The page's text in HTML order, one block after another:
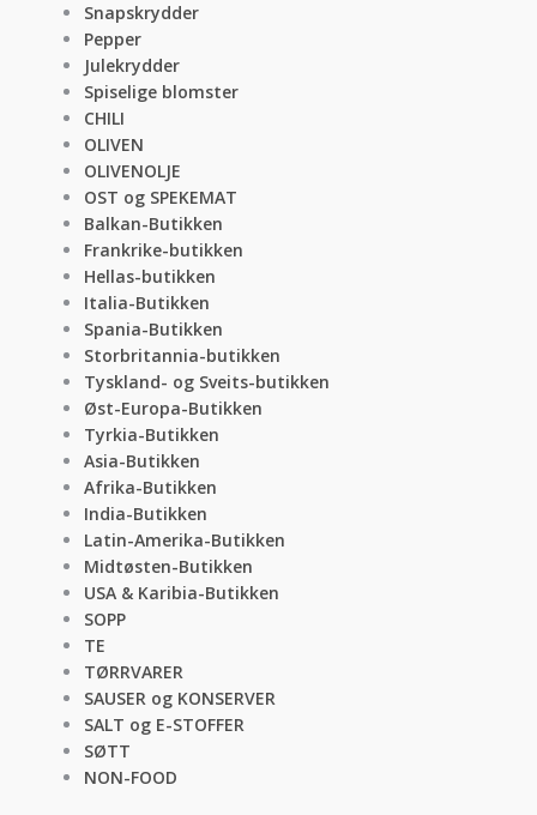
Snapskrydder
Pepper
Julekrydder
Spiselige blomster
CHILI
OLIVEN
OLIVENOLJE
OST og SPEKEMAT
Balkan-Butikken
Frankrike-butikken
Hellas-butikken
Italia-Butikken
Spania-Butikken
Storbritannia-butikken
Tyskland- og Sveits-butikken
Øst-Europa-Butikken
Tyrkia-Butikken
Asia-Butikken
Afrika-Butikken
India-Butikken
Latin-Amerika-Butikken
Midtøsten-Butikken
USA & Karibia-Butikken
SOPP
TE
TØRRVARER
SAUSER og KONSERVER
SALT og E-STOFFER
SØTT
NON-FOOD